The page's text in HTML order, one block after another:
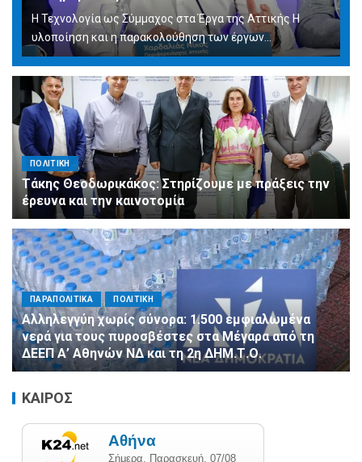
Η Τεχνολογία ως Σύμμαχος στα Έργα της Αττικής Η
υλοποίηση και η παρακολούθηση των έργων...
ΠΟΛΙΤΙΚΗ
Τάκης Θεοδωρικάκος: Στηρίζουμε με πράξεις την
έρευνα και την καινοτομία
ΠΑΡΑΠΟΛΙΤΙΚΑ ΠΟΛΙΤΙΚΗ
Αλληλεγγύη χωρίς σύνορα: 1.500 εμφιαλωμένα
νερά για τους πυροσβέστες στα Μέγαρα από τη
ΔΕΕΠ Α’ Αθηνών ΝΔ και τη 2η ΔΗΜ.Τ.Ο.
ΚΑΙΡΟΣ